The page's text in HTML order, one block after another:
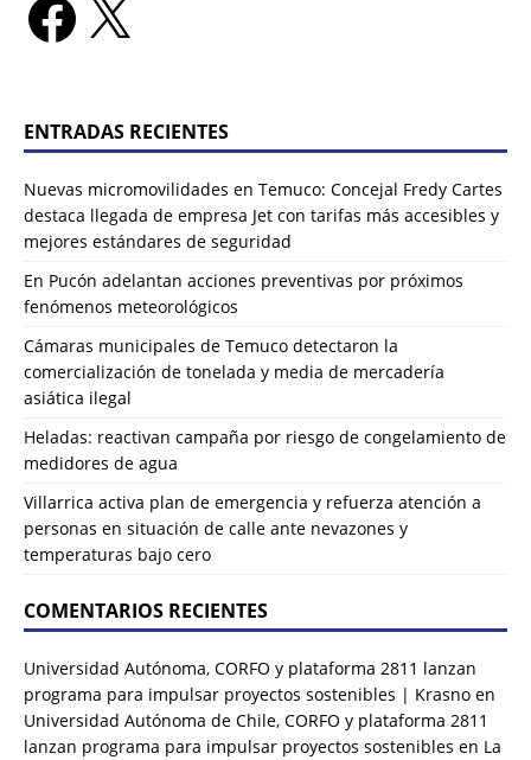
ENTRADAS RECIENTES
Nuevas micromovilidades en Temuco: Concejal Fredy Cartes
destaca llegada de empresa Jet con tarifas más accesibles y
mejores estándares de seguridad
En Pucón adelantan acciones preventivas por próximos
fenómenos meteorológicos
Cámaras municipales de Temuco detectaron la
comercialización de tonelada y media de mercadería
asiática ilegal
Heladas: reactivan campaña por riesgo de congelamiento de
medidores de agua
Villarrica activa plan de emergencia y refuerza atención a
personas en situación de calle ante nevazones y
temperaturas bajo cero
COMENTARIOS RECIENTES
Universidad Autónoma, CORFO y plataforma 2811 lanzan
programa para impulsar proyectos sostenibles | Krasno en
Universidad Autónoma de Chile, CORFO y plataforma 2811
lanzan programa para impulsar proyectos sostenibles en La